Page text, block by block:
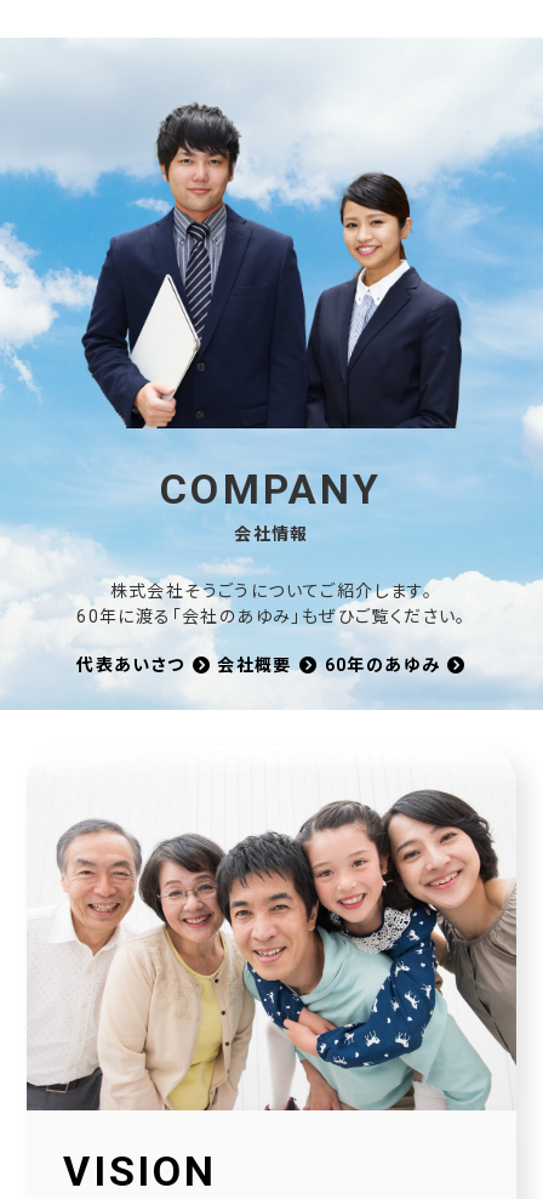
COMPANY
会社情報
株式会社そうごうについてご紹介します。
60年に渡る「会社のあゆみ」もぜひご覧ください。
代表あいさつ 会社概要 60年のあゆみ
VISION